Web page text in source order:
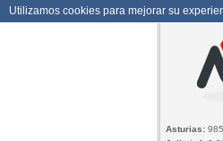
Utilizamos cookies para mejorar su
Asturias: